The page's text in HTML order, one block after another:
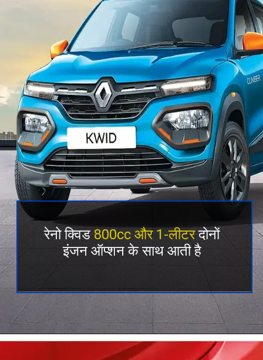
रेनो क्विड 800cc और 1-लीटरदोनों
इंजन ऑप्शन के साथ आती है